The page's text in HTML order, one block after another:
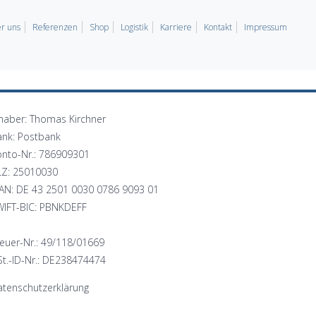
uns Referenzen Shop Logistik Karriere Kontakt Impressum
Thomas Kirchner
Postbank
Nr.: 786909301
25010030
DE 43 2501 0030 0786 9093 01
BIC: PBNKDEFF
Nr.: 49/118/01669
ID-Nr.: DE238474474